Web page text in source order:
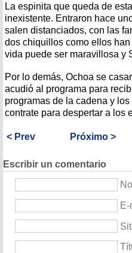
La espinita que queda de
inexistente. Entraron hace
salen distanciados, con las
dos chiquillos como ellos
vida puede ser maravillosa y
Por lo demás, Ochoa se
acudió al programa para
programas de la cadena y
contrate para despertar a los
< Prev Próximo >
Escribir un comentario
E-